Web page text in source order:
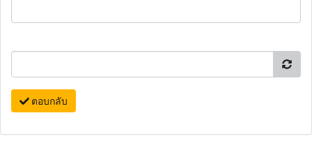
ตอบกลับ